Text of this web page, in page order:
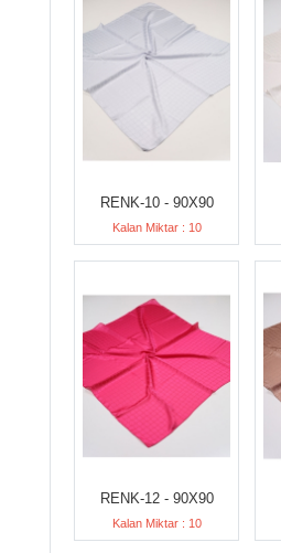
RENK-10 - 90X90
Kalan Miktar : 10
RENK-12 - 90X90
Kalan Miktar : 10